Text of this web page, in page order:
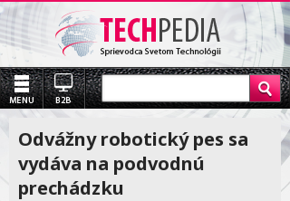
Odvážny robotický pes sa
vydáva na podvodnú
prechádzku